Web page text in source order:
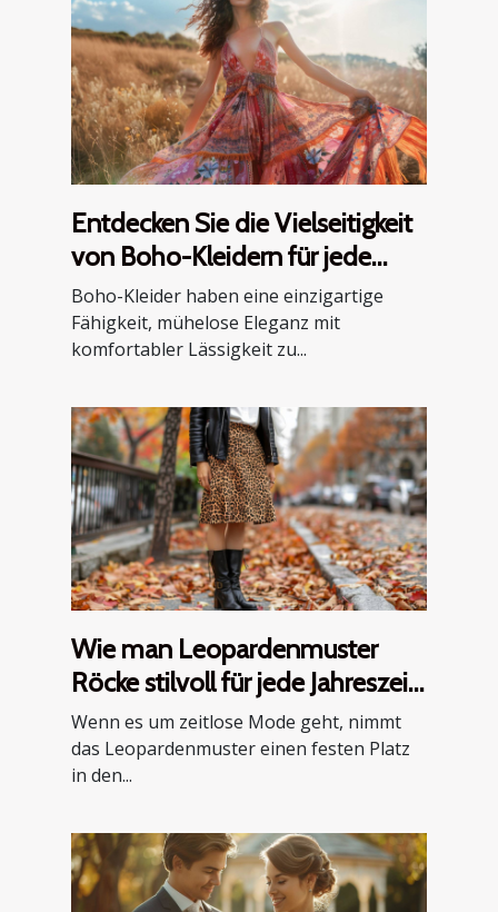
Entdecken Sie die Vielseitigkeit
von Boho-Kleidern für jede
Jahreszeit
Boho-Kleider haben eine einzigartige
Fähigkeit, mühelose Eleganz mit
komfortabler Lässigkeit zu...
Wie man Leopardenmuster
Röcke stilvoll für jede Jahreszeit
kombiniert
Wenn es um zeitlose Mode geht, nimmt
das Leopardenmuster einen festen Platz
in den...